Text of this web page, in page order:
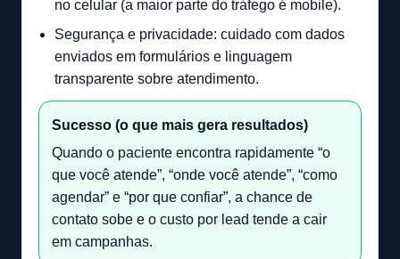
no celular (a maior parte do tráfego é mobile).
Segurança e privacidade: cuidado com dados
enviados em formulários e linguagem
transparente sobre atendimento.
Sucesso (o que mais gera resultados)
Quando o paciente encontra rapidamente “o
que você atende”, “onde você atende”, “como
agendar” e “por que confiar”, a chance de
contato sobe e o custo por lead tende a cair
em campanhas.